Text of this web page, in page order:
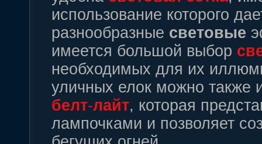
использование которого
разнообразные световые
имеется большой выбор
необходимых для их
уличных елок можно также
белт-лайт, которая
лампочками и позволяет